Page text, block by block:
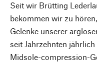
Seit wir Brütting
bekommen wir zu
Gelenke unserer
seit Jahrzehnten
Midsole-compression-